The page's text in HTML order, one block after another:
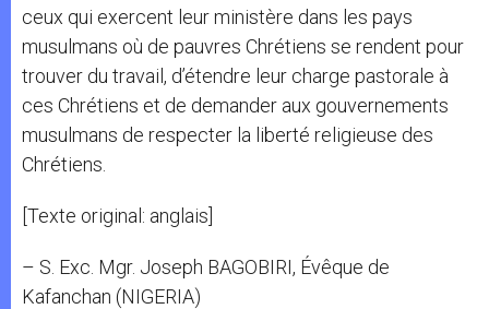
ceux qui exercent leur ministère dans les pays
musulmans où de pauvres Chrétiens se rendent pour
trouver du travail, d’étendre leur charge pastorale à
ces Chrétiens et de demander aux gouvernements
musulmans de respecter la liberté religieuse des
Chrétiens.
[Texte original: anglais]
– S. Exc. Mgr. Joseph BAGOBIRI, Évêque de
Kafanchan (NIGERIA)